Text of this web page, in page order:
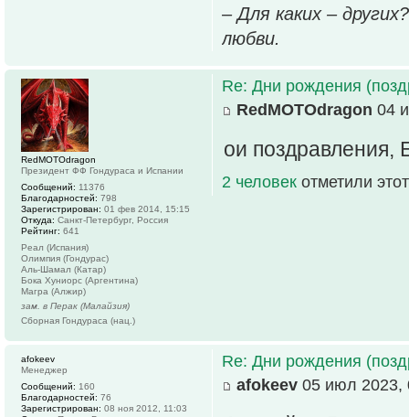
– Для каких –
любви.
Re: Дни рождения
RedMOTOdragon 04
ои поздравления,
2 человек отметили
RedMOTOdragon
Президент ФФ Гондураса и Испании
Сообщений: 11376
Благодарностей: 798
Зарегистрирован: 01 фев 2014, 15:15
Откуда: Санкт-Петербург, Россия
Рейтинг: 641
Реал (Испания)
Олимпия (Гондурас)
Аль-Шамал (Катар)
Бока Хуниорс (Аргентина)
Магра (Алжир)
зам. в Перак (Малайзия)
Сборная Гондураса (нац.)
Re: Дни рождения
afokeev 05 июл 2023,
afokeev
Менеджер
Сообщений: 160
Благодарностей: 76
Зарегистрирован: 08 ноя 2012, 11:03